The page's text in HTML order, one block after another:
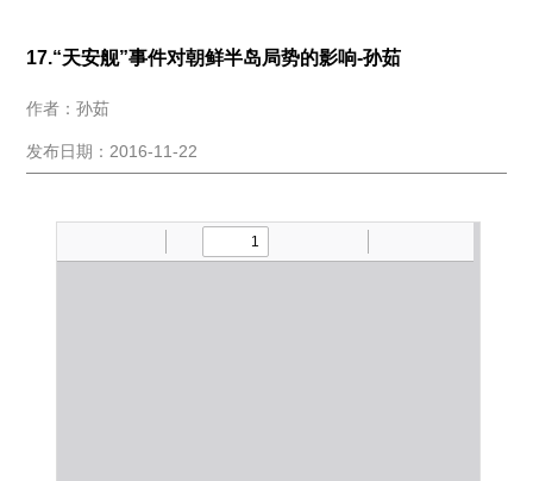
17.“天安舰”事件对朝鲜半岛局势的影响-孙茹
作者：孙茹
发布日期：2016-11-22